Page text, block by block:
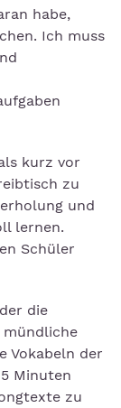
habe,
Ich muss
kurz vor
zu
und
lernen.
Schüler
die
mündliche
Vokabeln der
Minuten
zu